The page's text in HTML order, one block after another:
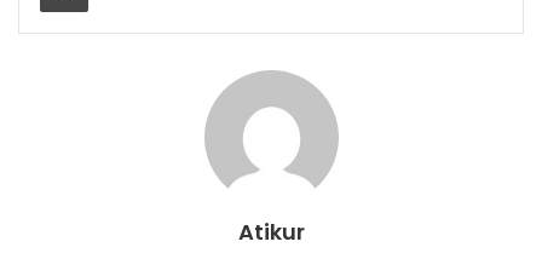
Atikur